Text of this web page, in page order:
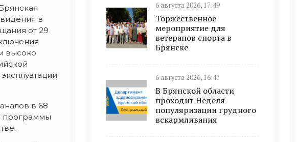
в
от 29
высоко
в 68
программы
6 августа 2026, 17:49
Торжественное
мероприятие для
ветеранов спорта в
Брянске
6 августа 2026, 16:47
В Брянской области
проходит Неделя
популяризации грудного
вскармливания